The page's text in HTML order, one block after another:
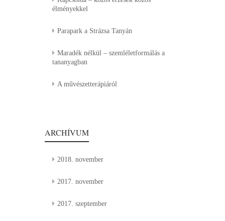
élményekkel
Parapark a Strázsa Tanyán
Maradék nélkül – szemléletformálás a
tananyagban
A művészetterápiáról
ARCHÍVUM
2018. november
2017. november
2017. szeptember